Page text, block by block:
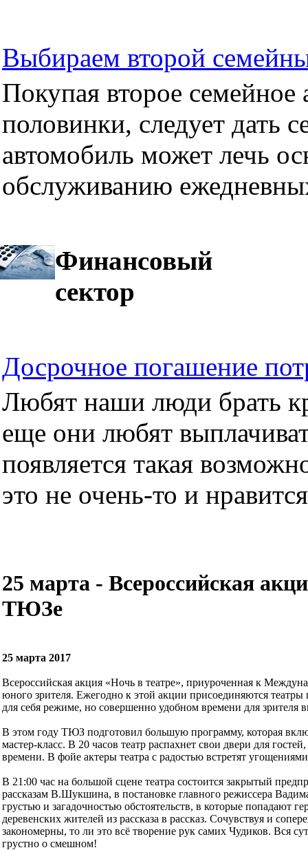
Выбираем второй
Покупая второе семейное
половинки, следует дать
автомобиль может лечь
обслуживанию
Финансовый
сектор
Досрочное погашение
Любят наши люди брать
еще они любят
появляется такая
это не очень-то и
25 марта - Всероссийская
ТЮЗе
25 марта 2017
Всероссийская акция «Ночь в театре», приуроченная к
юного зрителя. Ежегодно к этой акции присоединяются
для себя режиме, но совершенно удобном времени для зрителя
В этом году ТЮЗ подготовил большую программу, которая
мастер-класс. В 20 часов театр распахнет свои двери для
времени. В фойе актеры театра с радостью встретят
В 21:00 час на большой сцене театра состоится закрытый
рассказам В.Шукшина, в постановке главного режиссера
грустью и загадочностью обстоятельств, в которые попадают
деревенских жителей из рассказа в рассказ. Сочувствуя и
закономерны, то ли это всё творение рук самих Чудиков. Вся
грустно о смешном!